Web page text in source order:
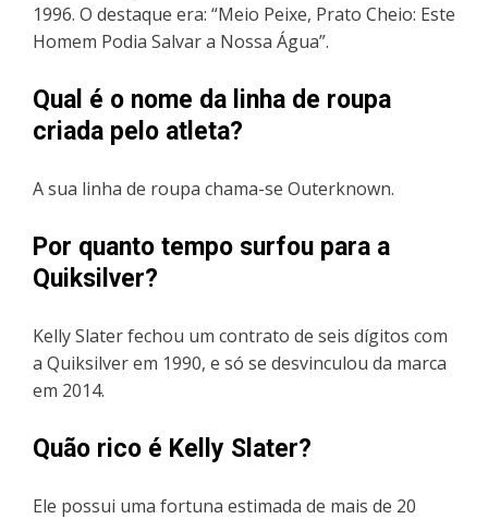
1996. O destaque era: “Meio Peixe, Prato Cheio: Este
Homem Podia Salvar a Nossa Água”.
Qual é o nome da linha de roupa
criada pelo atleta?
A sua linha de roupa chama-se Outerknown.
Por quanto tempo surfou para a
Quiksilver?
Kelly Slater fechou um contrato de seis dígitos com
a Quiksilver em 1990, e só se desvinculou da marca
em 2014.
Quão rico é Kelly Slater?
Ele possui uma fortuna estimada de mais de 20